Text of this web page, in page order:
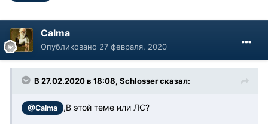
Calma
Опубликовано 27 февраля, 2020
В 27.02.2020 в 18:08, Schlosser сказал:
@Calma ,В этой теме или ЛС?